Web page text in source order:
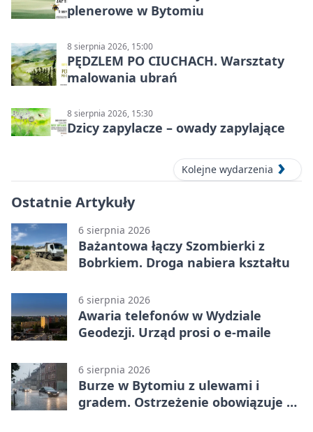
plenerowe w Bytomiu
8 sierpnia 2026, 15:00
PĘDZLEM PO CIUCHACH. Warsztaty
malowania ubrań
8 sierpnia 2026, 15:30
Dzicy zapylacze – owady zapylające
Kolejne wydarzenia
Ostatnie Artykuły
6 sierpnia 2026
Bażantowa łączy Szombierki z
Bobrkiem. Droga nabiera kształtu
6 sierpnia 2026
Awaria telefonów w Wydziale
Geodezji. Urząd prosi o e-maile
6 sierpnia 2026
Burze w Bytomiu z ulewami i
gradem. Ostrzeżenie obowiązuje do